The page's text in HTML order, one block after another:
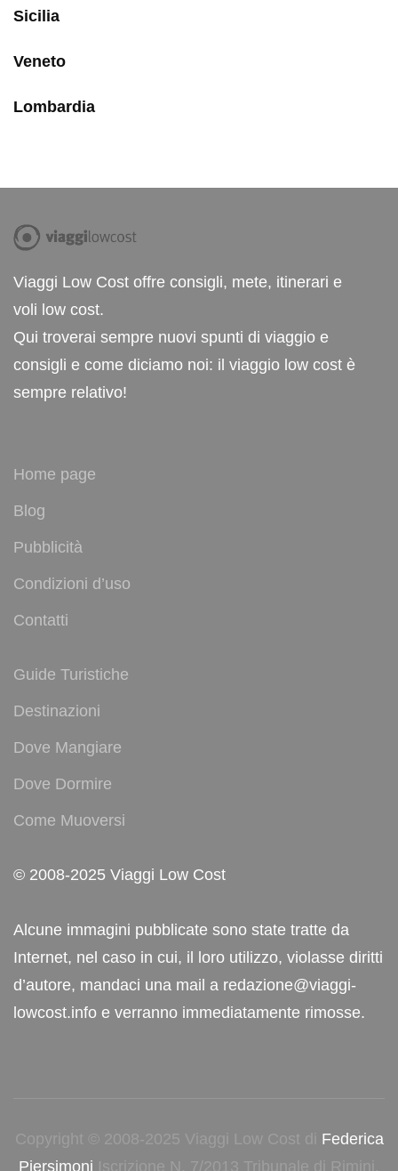
Sicilia
Veneto
Lombardia
Viaggi Low Cost offre consigli, mete, itinerari e
voli low cost.
Qui troverai sempre nuovi spunti di viaggio e
consigli e come diciamo noi: il viaggio low cost è
sempre relativo!
Home page
Blog
Pubblicità
Condizioni d’uso
Contatti
Guide Turistiche
Destinazioni
Dove Mangiare
Dove Dormire
Come Muoversi
© 2008-2025 Viaggi Low Cost
Alcune immagini pubblicate sono state tratte da
Internet, nel caso in cui, il loro utilizzo, violasse diritti
d’autore, mandaci una mail a redazione@viaggi-
lowcost.info e verranno immediatamente rimosse.
Copyright © 2008-2025 Viaggi Low Cost di Federica
Piersimoni Iscrizione N. 7/2013 Tribunale di Rimini.